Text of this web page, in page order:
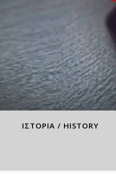
ΙΣΤΟΡΙΑ / HISTORY